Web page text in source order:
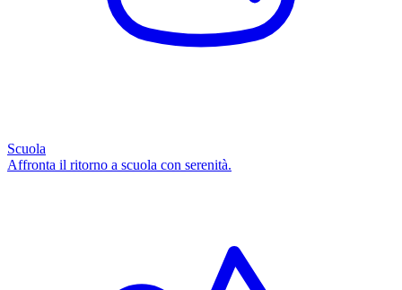
Scuola
Affronta il ritorno a scuola con serenità.